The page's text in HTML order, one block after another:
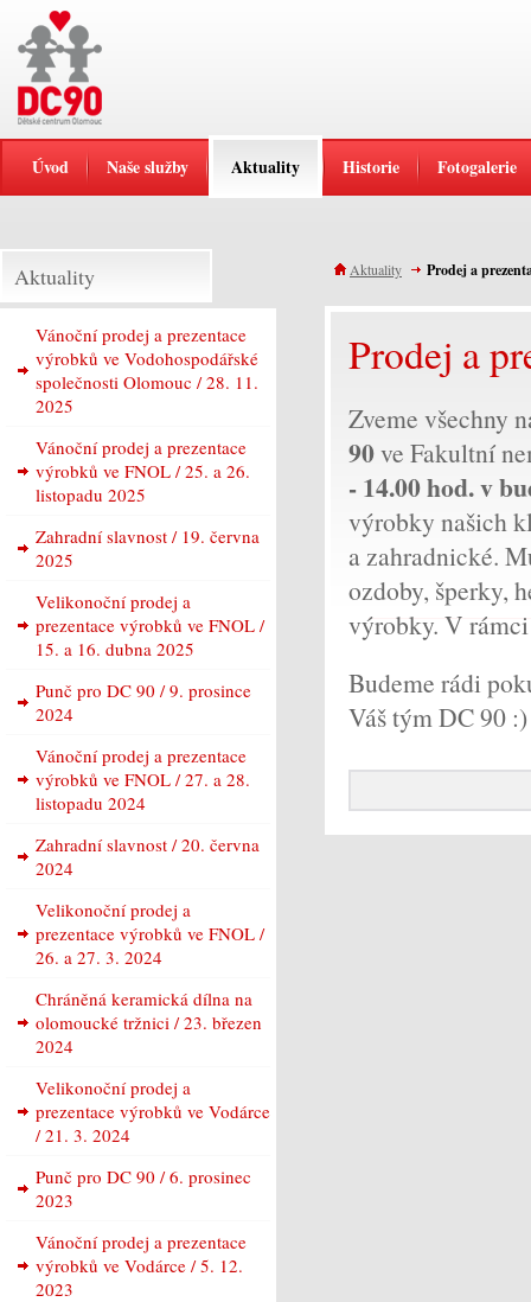
Úvod Naše služby Aktuality Historie Fotogalerie
Aktuality
Vánoční prodej a prezentace
výrobků ve Vodohospodářské
společnosti Olomouc / 28. 11.
2025
Vánoční prodej a prezentace
výrobků ve FNOL / 25. a 26.
listopadu 2025
Zahradní slavnost / 19. června
2025
Velikonoční prodej a
prezentace výrobků ve FNOL /
15. a 16. dubna 2025
Punč pro DC 90 / 9. prosince
2024
Vánoční prodej a prezentace
výrobků ve FNOL / 27. a 28.
listopadu 2024
Zahradní slavnost / 20. června
2024
Velikonoční prodej a
prezentace výrobků ve FNOL /
26. a 27. 3. 2024
Chráněná keramická dílna na
olomoucké tržnici / 23. březen
2024
Velikonoční prodej a
prezentace výrobků ve Vodárce
/ 21. 3. 2024
Punč pro DC 90 / 6. prosinec
2023
Vánoční prodej a prezentace
výrobků ve Vodárce / 5. 12.
2023
Aktuality Prodej a
Prodej a
Zveme všechny
90ve Fakultní
- 14.00 hod. v
výrobky našich
a zahradnické.
ozdoby, šperky,
výrobky. V
Budeme rádi
Váš tým DC 90 :)